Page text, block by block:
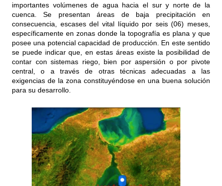
importantes volúmenes de agua hacia el sur y norte de la
cuenca. Se presentan áreas de baja precipitación en
consecuencia, escases del vital líquido por seis (06) meses,
específicamente en zonas donde la topografía es plana y que
posee una potencial capacidad de producción. En este sentido
se puede indicar que, en estas áreas existe la posibilidad de
contar con sistemas riego, bien por aspersión o por pivote
central, o a través de otras técnicas adecuadas a las
exigencias de la zona constituyéndose en una buena solución
para su desarrollo.